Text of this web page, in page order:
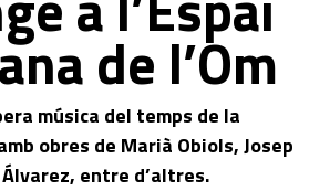
de l’Om
música del temps de la
obres de Marià Obiols, Josep
entre d’altres.